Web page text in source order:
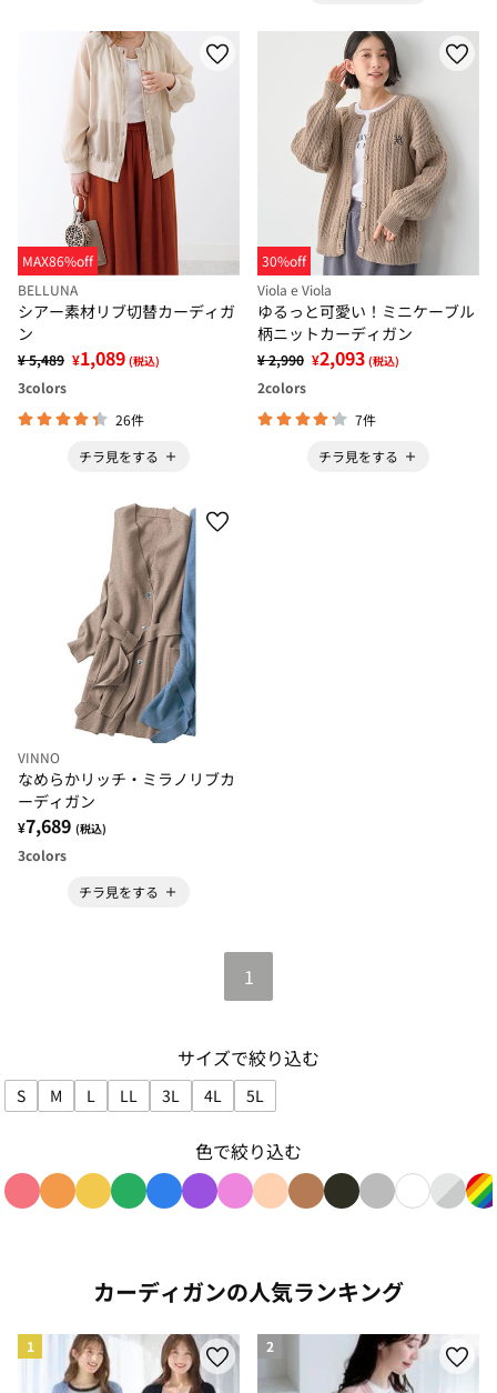
MAX86%off
BELLUNA
シアー素材リブ切替カーディガ
ン
¥ 5,489 ¥1,089 (税込)
3colors
26件
チラ見をする
30%off
Viola e Viola
ゆるっと可愛い！ミニケーブル
柄ニットカーディガン
¥ 2,990 ¥2,093 (税込)
2colors
7件
チラ見をする
VINNO
なめらかリッチ・ミラノリブカ
ーディガン
¥7,689 (税込)
3colors
チラ見をする
1
サイズで絞り込む
S
サイズで絞り込み: S
M
サイズで絞り込み: M
L
サイズで絞り込み: L
LL
サイズで絞り込み: LL
3L
サイズで絞り込み: 3L
4L
サイズで絞り込み: 4L
5L
サイズで絞り込み: 5L
色で絞り込む
カーディガンの人気ランキング
1 2